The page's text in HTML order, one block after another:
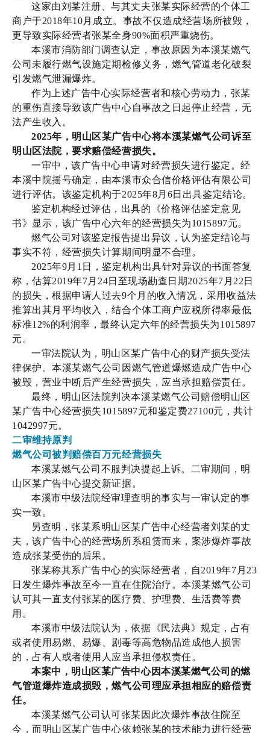
这家由刘某注册、与其丈夫张某实际经营的个体工
商户于2018年10月成立。事故不仅造成经营场所被毁 ，
更导致实际经营者张某全身90%面积严重烧伤。
本溪市消防部门调查认定，事故原因为本溪某燃气
公司未履行燃气设施定期检修义务，燃气管道老化破裂
引发燃气泄漏爆炸。
作为上述广告中心实际经营者和核心劳动力，张某
的重伤直接导致该广告中心自事故之日起停止经营，无
法产生收入。
2025年，明山区某广告中心将本溪某燃气公司诉至
明山区法院，要求赔偿经营损失。
一审中，该广告中心申请对经营损失进行鉴定。经
本溪中院摇号确定，由本溪市众合信价格评估有限公司
进行评估。该鉴定机构于2025年8月6日出具鉴定结论。
鉴定机构经过评估，出具的《价格评估鉴定意见
书》显示，该广告中心六年的经营损失为1015897元。
燃气公司对该鉴定报告提出异议，认为鉴定结论与
事实不符，经营损失计算期间明显不合理。
2025年9月1日，鉴定机构出具针对异议的书面答复
称，估算2019年7月24日至现场勘查日期2025年7月22日
的损失，根据申请人过去9个月的收入情况，采用收益法
推算出其月平均收入，结合个体工商户应税所得率最低
标准12%的利润率，最终认定六年的经营损失为1015897
元。
一审法院认为，明山区某广告中心的财产损失受法
律保护。本溪某燃气公司因燃气管道爆燃造成广告中心
被毁，营业中断后产生经营损失，应当承担赔偿责任。
最终，明山区法院判决本溪某燃气公司赔偿明山区
某广告中心经营损失1015897元和鉴定费27100元，共计
1042997元。
二审维持原判
燃气公司被判赔偿百万元经营损失
本溪某燃气公司不服判决提起上诉。二审期间，明
山区某广告中心提交新证据。
本溪市中级法院经审理查明的事实与一审认定的事
实一致。
另查明，张某系明山区某广告中心经营者刘某的丈
夫，该广告中心的经营场所系租赁而来，案涉爆炸事故
造成张某受伤的后果。
张某称其系广告中心的实际经营者，自2019年7月23
日发生爆炸事故至今一直在住院治疗。本溪某燃气公司
认可其一直支付张某的医疗费、护理费、生活费等费
用。
本溪市中级法院认为，依据《民法典》规定，占有
或者使用易燃、易爆、剧毒等高危物品造成他人损害
的，占有人或者使用人应当承担侵权责任。
本案中，明山区某广告中心因本溪某燃气公司的燃
气管道爆炸造成损毁，燃气公司理应承担相应的赔偿责
任。
本溪某燃气公司认可张某因此次爆炸事故住院至
今，而明山区某广告中心依赖张某的技术能力进行经营